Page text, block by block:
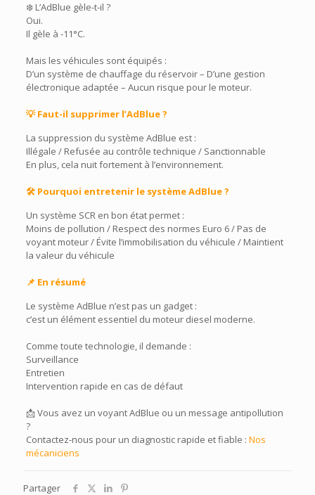
❄️ L’AdBlue gèle-t-il ?
Oui.
Il gèle à -11°C.
Mais les véhicules sont équipés :
D’un système de chauffage du réservoir – D’une gestion
électronique adaptée – Aucun risque pour le moteur.
💡 Faut-il supprimer l’AdBlue ?
La suppression du système AdBlue est :
Illégale / Refusée au contrôle technique / Sanctionnable
En plus, cela nuit fortement à l’environnement.
🛠️ Pourquoi entretenir le système AdBlue ?
Un système SCR en bon état permet :
Moins de pollution / Respect des normes Euro 6 / Pas de
voyant moteur / Évite l’immobilisation du véhicule / Maintient
la valeur du véhicule
📌 En résumé
Le système AdBlue n’est pas un gadget :
c’est un élément essentiel du moteur diesel moderne.
Comme toute technologie, il demande :
Surveillance
Entretien
Intervention rapide en cas de défaut
📩 Vous avez un voyant AdBlue ou un message antipollution
?
Contactez-nous pour un diagnostic rapide et fiable : Nos
mécaniciens
Partager